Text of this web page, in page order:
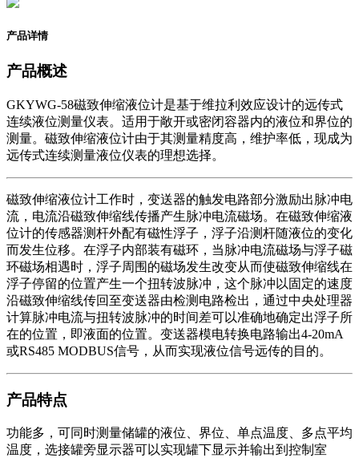
产品详情
产品概述
GKYWG-58磁致伸缩液位计是基于维拉利效应设计的远传式
连续液位测量仪表。适用于敞开或密闭容器内的液位和界位的
测量。磁致伸缩液位计由于其测量精度高，维护率低，现成为
远传式连续测量液位仪表的理想选择。
磁致伸缩液位计工作时，变送器的触发电路部分激励出脉冲电
流，电流沿磁致伸缩线传播产生脉冲电流磁场。在磁致伸缩液
位计的传感器测杆外配有磁性浮子，浮子沿测杆随液位的变化
而发生位移。在浮子内部装有磁环，当脉冲电流磁场与浮子磁
环磁场相遇时，浮子周围的磁场发生改变从而使磁致伸缩线在
浮子停留的位置产生一个扭转波脉冲，这个脉冲以固定的速度
沿磁致伸缩线传回至变送器由检测电路检出，通过中央处理器
计算脉冲电流与扭转波脉冲的时间差可以准确地确定出浮子所
在的位置，即液面的位置。变送器模电转换电路输出4-20mA
或RS485 MODBUS信号，从而实现液位信号远传的目的。
产品特点
功能多，可同时测量储罐的液位、界位、单点温度、多点平均
温度，选接罐旁显示器可以实现罐下显示并输出到控制室